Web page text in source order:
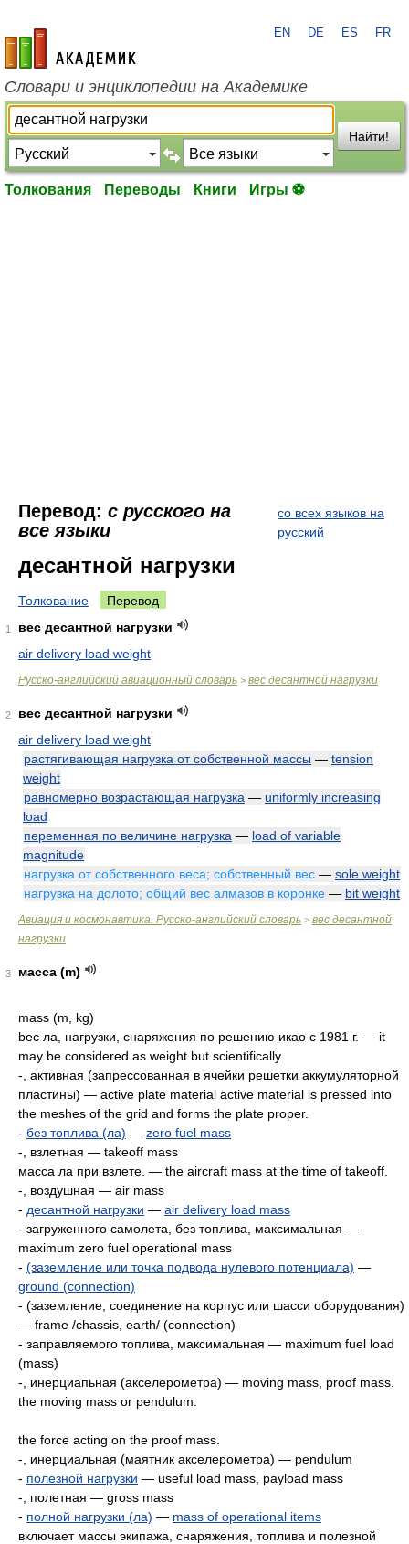
academic.ru
EN DE ES FR
Словари и энциклопедии на Академике
Найти!
Толкования Переводы Книги Игры ⚽
Перевод: с русского на
все языки
со всех языков на
русский
десантной нагрузки
Толкование Перевод
1
вес десантной нагрузки
air delivery load weight
Русско-английский авиационный словарь > вес десантной нагрузки
2
вес десантной нагрузки
air delivery load weight
растягивающая нагрузка от собственной массы — tension
weight
равномерно возрастающая нагрузка — uniformly increasing
load
переменная по величине нагрузка — load of variable
magnitude
нагрузка от собственного веса; собственный вес — sole weight
нагрузка на долото; общий вес алмазов в коронке — bit weight
Авиация и космонавтика. Русско-английский словарь > вес десантной
нагрузки
3 масса (m)
mass (m, kg)
beс ла, нагрузки, снаряжения пo решению икао с 1981 г. — it
may be considered as weight but scientifically.
-, активная (запрессованная в ячейки решетки аккумуляторной
пластины) — active plate material active material is pressed into
the meshes of the grid and forms the plate proper.
- без топлива (ла) — zero fuel mass
-, взлетная — takeoff mass
масса ла при взлете. — the aircraft mass at the time of takeoff.
-, воздушная — air mass
- десантной нагрузки — air delivery load mass
- загруженного самолета, без топлива, максимальная —
maximum zero fuel operational mass
- (заземление или точка подвода нулевого потенциала) —
ground (connection)
- (заземление, соединение на корпус или шасси оборудования)
— frame /chassis, earth/ (connection)
- заправляемого топлива, максимальная — maximum fuel load
(mass)
-, инерциапьная (акселерометpa) — moving mass, proof mass.
the moving mass or pendulum.
the force acting on the proof mass.
-, инерциальная (маятник акселерометра) — pendulum
- полезной нагрузки — useful load mass, payload mass
-, полетная — gross mass
- полной нагрузки (ла) — mass of operational items
включает массы экипажа, снаряжения, топлива и полезной